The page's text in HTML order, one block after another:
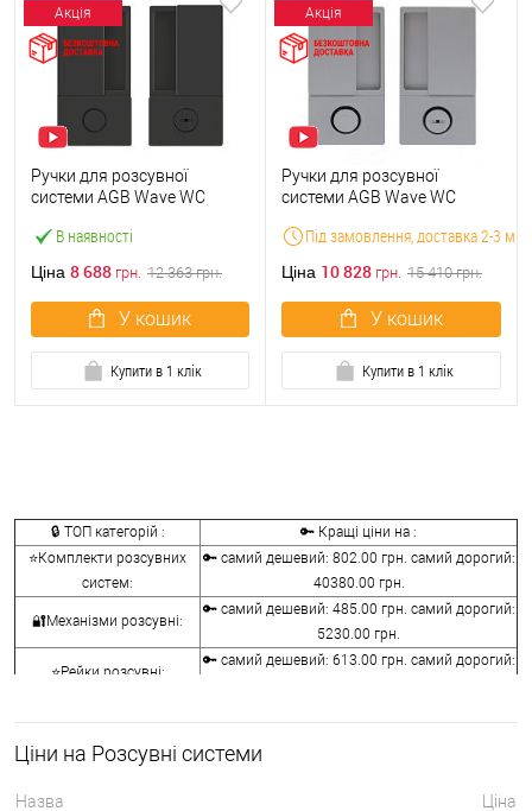
Акція
В наявності
Ручки для розсувної
системи AGB Wave WC
матовий
Ціна 8 688 грн. 12 363грн.
У кошик
Купити в 1 клік
Акція
Під замовлення, доставка 2-3
Ручки для розсувної
системи AGB Wave WC
Ціна 10 828 грн. 15 410грн.
У кошик
Купити в 1 клік
🔒 ТОП категорій :
🔑 Кращі ціни на :
⭐Комплекти розсувних
систем:
🔑 самий дешевий: 802.00 грн. самий дорогий:
40380.00 грн.
🔐Механізми розсувні:
🔑 самий дешевий: 485.00 грн. самий дорогий:
5230.00 грн.
⭐Рейки розсувні:
🔑 самий дешевий: 613.00 грн. самий дорогий:
🔐Ручки розсувні:
🔑 самий дешевий: 165.00 грн. самий дорогий:
Ціни на Розсувні системи
Назва
Ціна